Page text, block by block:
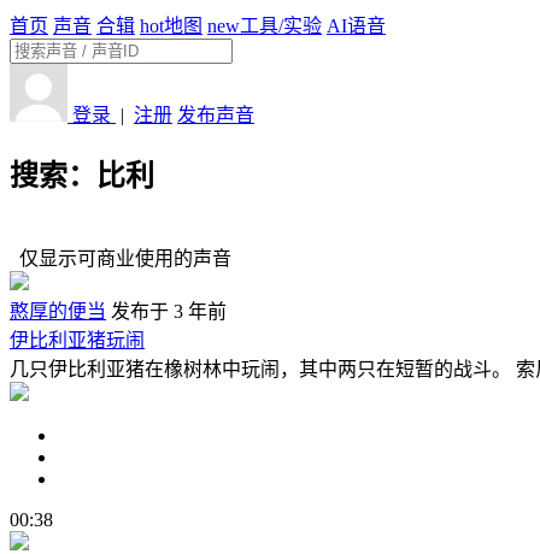
首页 声音 合辑 hot地图 new工具/实验 AI语音
登录 | 注册 发布声音
搜索：比利
仅显示可商业使用的声音
憨厚的便当 发布于 3 年前
伊比利亚猪玩闹
几只伊比利亚猪在橡树林中玩闹，其中两只在短暂的战斗。
00:38